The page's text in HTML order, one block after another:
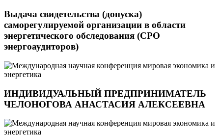
Выдача свидетельства (допуска)
саморегулируемой организации в области
энергетического обследования (СРО
энергоаудиторов)
ИНДИВИДУАЛЬНЫЙ ПРЕДПРИНИМАТЕЛЬ
ЧЕЛОНОГОВА АНАСТАСИЯ АЛЕКСЕЕВНА